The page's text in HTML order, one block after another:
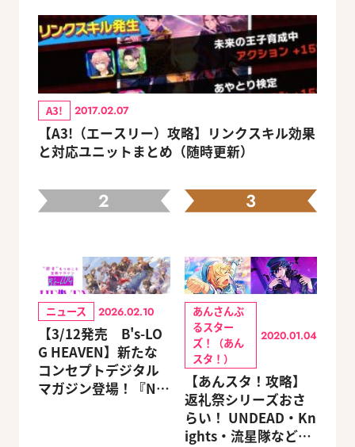
A3! 2017.02.07
【A3!（エースリー）攻略】リンクスキル効果
と対応ユニットまとめ（随時更新）
2
ニュース 2026.02.10
【3/12発売 B's-LO
G HEAVEN】新たな
コンセプトデジタル
マガジン登場！『NU:
3
あんさんぶ
るスター
ズ！（あん
スタ！）
2020.01.04
【あんスタ！攻略】
返礼祭シリーズおさ
らい！ UNDEAD・Kn
ights・流星隊など、